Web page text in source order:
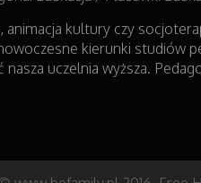
animacja kultury czy
kierunki studiów
uczelnia wyższa.